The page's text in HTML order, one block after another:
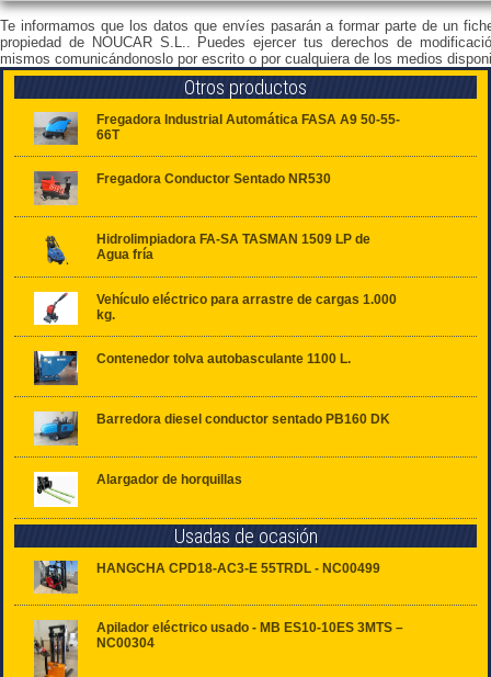
Te informamos que los datos que envíes pasarán a formar parte de un
propiedad de NOUCAR S.L.. Puedes ejercer tus derechos de
mismos comunicándonoslo por escrito o por cualquiera de los medios
Otros productos
Fregadora Industrial Automática FASA A9 50-55-
66T
Fregadora Conductor Sentado NR530
Hidrolimpiadora FA-SA TASMAN 1509 LP de
Agua fría
Vehículo eléctrico para arrastre de cargas 1.000
kg.
Contenedor tolva autobasculante 1100 L.
Barredora diesel conductor sentado PB160 DK
Alargador de horquillas
Usadas de ocasión
HANGCHA CPD18-AC3-E 55TRDL - NC00499
Apilador eléctrico usado - MB ES10-10ES 3MTS –
NC00304